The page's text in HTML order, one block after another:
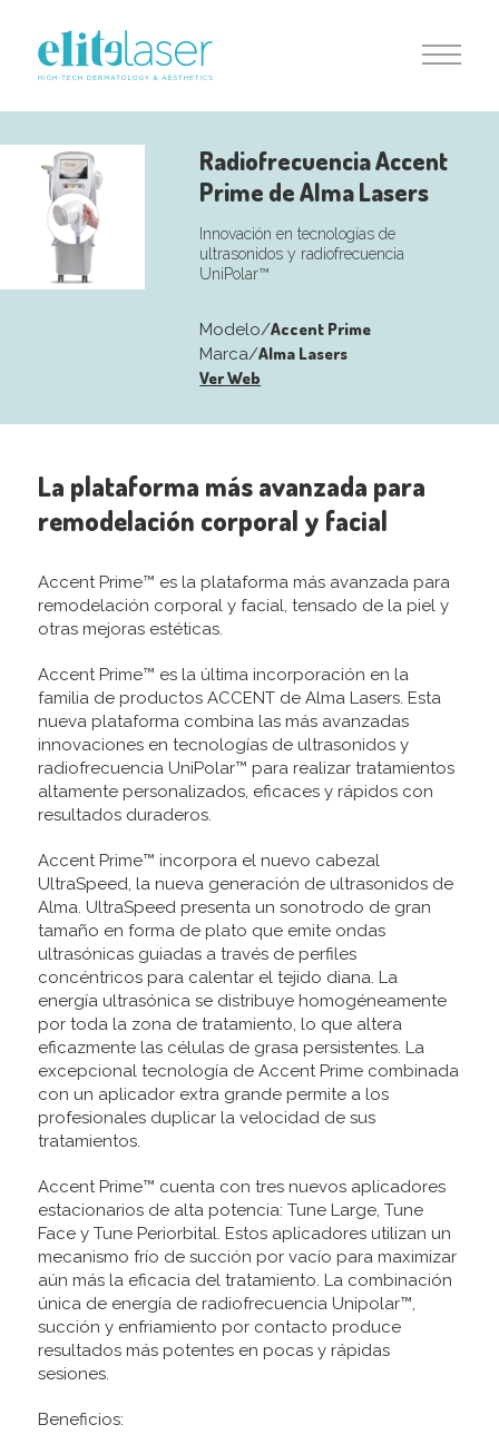
Radiofrecuencia Accent
Prime de Alma Lasers
Innovación en tecnologías de
ultrasonidos y radiofrecuencia
UniPolar™
Modelo/Accent Prime
Marca/Alma Lasers
Ver Web
La plataforma más avanzada para
remodelación corporal y facial
Accent Prime™ es la plataforma más avanzada para
remodelación corporal y facial, tensado de la piel y
otras mejoras estéticas.
Accent Prime™ es la última incorporación en la
familia de productos ACCENT de Alma Lasers. Esta
nueva plataforma combina las más avanzadas
innovaciones en tecnologías de ultrasonidos y
radiofrecuencia UniPolar™ para realizar tratamientos
altamente personalizados, eficaces y rápidos con
resultados duraderos.
Accent Prime™ incorpora el nuevo cabezal
UltraSpeed, la nueva generación de ultrasonidos de
Alma. UltraSpeed presenta un sonotrodo de gran
tamaño en forma de plato que emite ondas
ultrasónicas guiadas a través de perfiles
concéntricos para calentar el tejido diana. La
energía ultrasónica se distribuye homogéneamente
por toda la zona de tratamiento, lo que altera
eficazmente las células de grasa persistentes. La
excepcional tecnología de Accent Prime combinada
con un aplicador extra grande permite a los
profesionales duplicar la velocidad de sus
tratamientos.
Accent Prime™ cuenta con tres nuevos aplicadores
estacionarios de alta potencia: Tune Large, Tune
Face y Tune Periorbital. Estos aplicadores utilizan un
mecanismo frío de succión por vacío para maximizar
aún más la eficacia del tratamiento. La combinación
única de energía de radiofrecuencia Unipolar™,
succión y enfriamiento por contacto produce
resultados más potentes en pocas y rápidas
sesiones.
Beneficios: